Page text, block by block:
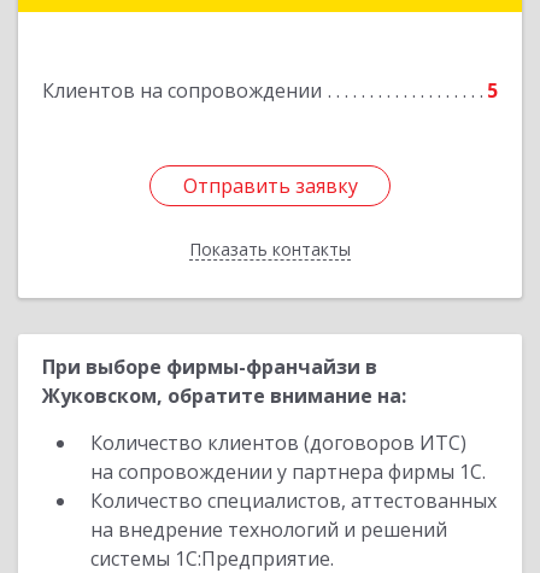
Клиентов на сопровождении 5
Отправить заявку
Показать контакты
Отправить заявку
Назад
При выборе фирмы-франчайзи в
Жуковском, обратите внимание на:
Количество клиентов (договоров ИТС)
на сопровождении у партнера фирмы 1С.
Количество специалистов, аттестованных
на внедрение технологий и решений
системы 1С:Предприятие.